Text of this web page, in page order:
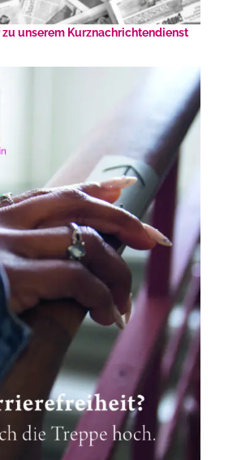
zu unserem Kurznachrichtendienst